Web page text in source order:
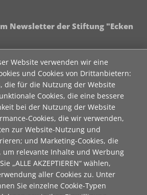
Website verwenden wir eine
und Cookies von Drittanbietern:
die für die Nutzung der Website
Cookies, die eine bessere
bei der Nutzung der Website
Cookies, die wir verwenden,
zur Website-Nutzung und
und Marketing-Cookies, die
um relevante Inhalte und Werbung
„ALLE AKZEPTIEREN“ wählen,
aller Cookies zu. Unter
Sie einzelne Cookie-Typen
Newsletter der Stiftung "Ecken